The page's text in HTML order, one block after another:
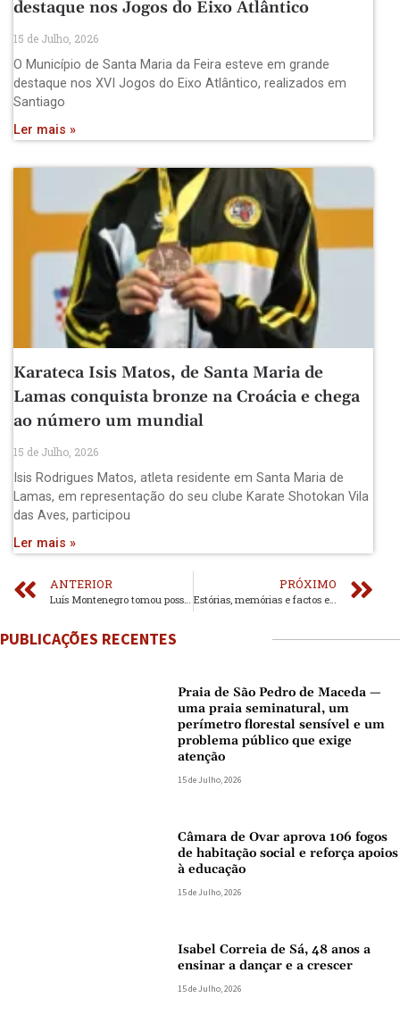
destaque nos Jogos do Eixo Atlântico
15 de Julho, 2026
O Município de Santa Maria da Feira esteve em grande
destaque nos XVI Jogos do Eixo Atlântico, realizados em
Santiago
Ler mais »
Karateca Isis Matos, de Santa Maria de
Lamas conquista bronze na Croácia e chega
ao número um mundial
15 de Julho, 2026
Isis Rodrigues Matos, atleta residente em Santa Maria de
Lamas, em representação do seu clube Karate Shotokan Vila
das Aves, participou
Ler mais »
ANTERIOR PRÓXIMO
PUBLICAÇÕES RECENTES
Praia de São Pedro de Maceda —
uma praia seminatural, um
perímetro florestal sensível e um
problema público que exige
atenção
15 de Julho, 2026
Câmara de Ovar aprova 106 fogos
de habitação social e reforça apoios
à educação
15 de Julho, 2026
Isabel Correia de Sá, 48 anos a
ensinar a dançar e a crescer
15 de Julho, 2026